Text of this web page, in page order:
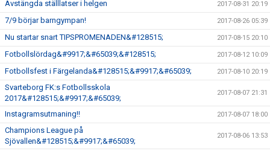
Avstängda ställlatser i helgen 2017-08-31 20:19
7/9 börjar barngympan! 2017-08-26 05:39
Nu startar snart TIPSPROMENADEN&#128515; 2017-08-15 20:10
Fotbollslördag&#9917;&#65039;&#128515; 2017-08-12 10:09
Fotbollsfest i Färgelanda&#128515;&#9917;&#65039; 2017-08-10 20:19
Svarteborg FK:s Fotbollsskola
2017&#128515;&#9917;&#65039;
2017-08-07 21:31
Instagramsutmaning!! 2017-08-07 18:00
Champions League på
Sjövallen&#128515;&#9917;&#65039;
2017-08-06 13:53